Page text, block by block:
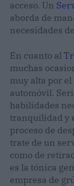
acceso. Un
aborda de
necesidades
En cuanto al
muchas
muy alta por
automóvil.
habilidades
tranquilidad y
proceso de
trate de un
como de
es la tónica
empresa de